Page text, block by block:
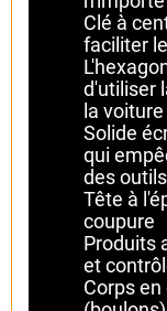
Clé à
faciliter
d'utiliser
la voiture
Solide
qui
des outils
Tête à
coupure
Produits
et
Corps